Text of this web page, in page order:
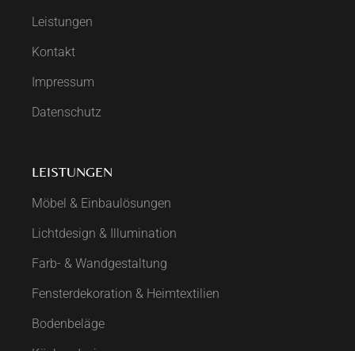
Leistungen
Kontakt
Impressum
Datenschutz
LEISTUNGEN
Möbel & Einbaulösungen
Lichtdesign & Illumination
Farb- & Wandgestaltung
Fensterdekoration & Heimtextilien
Bodenbeläge